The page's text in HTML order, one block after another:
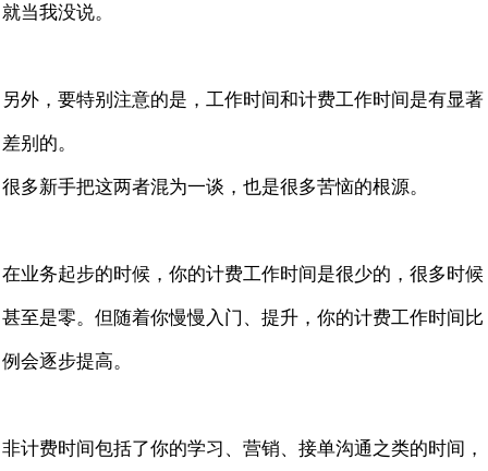
就当我没说。
另外，要特别注意的是，工作时间和计费工作时间是有显著
差别的。
很多新手把这两者混为一谈，也是很多苦恼的根源。
在业务起步的时候，你的计费工作时间是很少的，很多时候
甚至是零。但随着你慢慢入门、提升，你的计费工作时间比
例会逐步提高。
非计费时间包括了你的学习、营销、接单沟通之类的时间，